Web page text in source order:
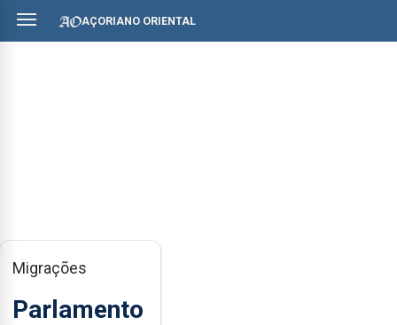
AÇORIANO ORIENTAL
Migrações
Parlamento